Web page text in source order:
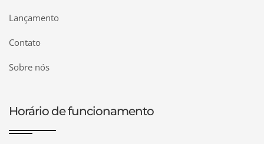
Lançamento
Contato
Sobre nós
Horário de funcionamento